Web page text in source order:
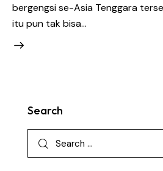
bergengsi se-Asia Tenggara
itu pun tak bisa…
Search